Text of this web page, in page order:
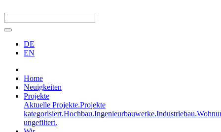
DE
EN
Home
Neuigkeiten
Projekte
Aktuelle Projekte.Projekte
kategorisiert.Hochbau.Ingenieurbauwerke.Industriebau.
ungefiltert.